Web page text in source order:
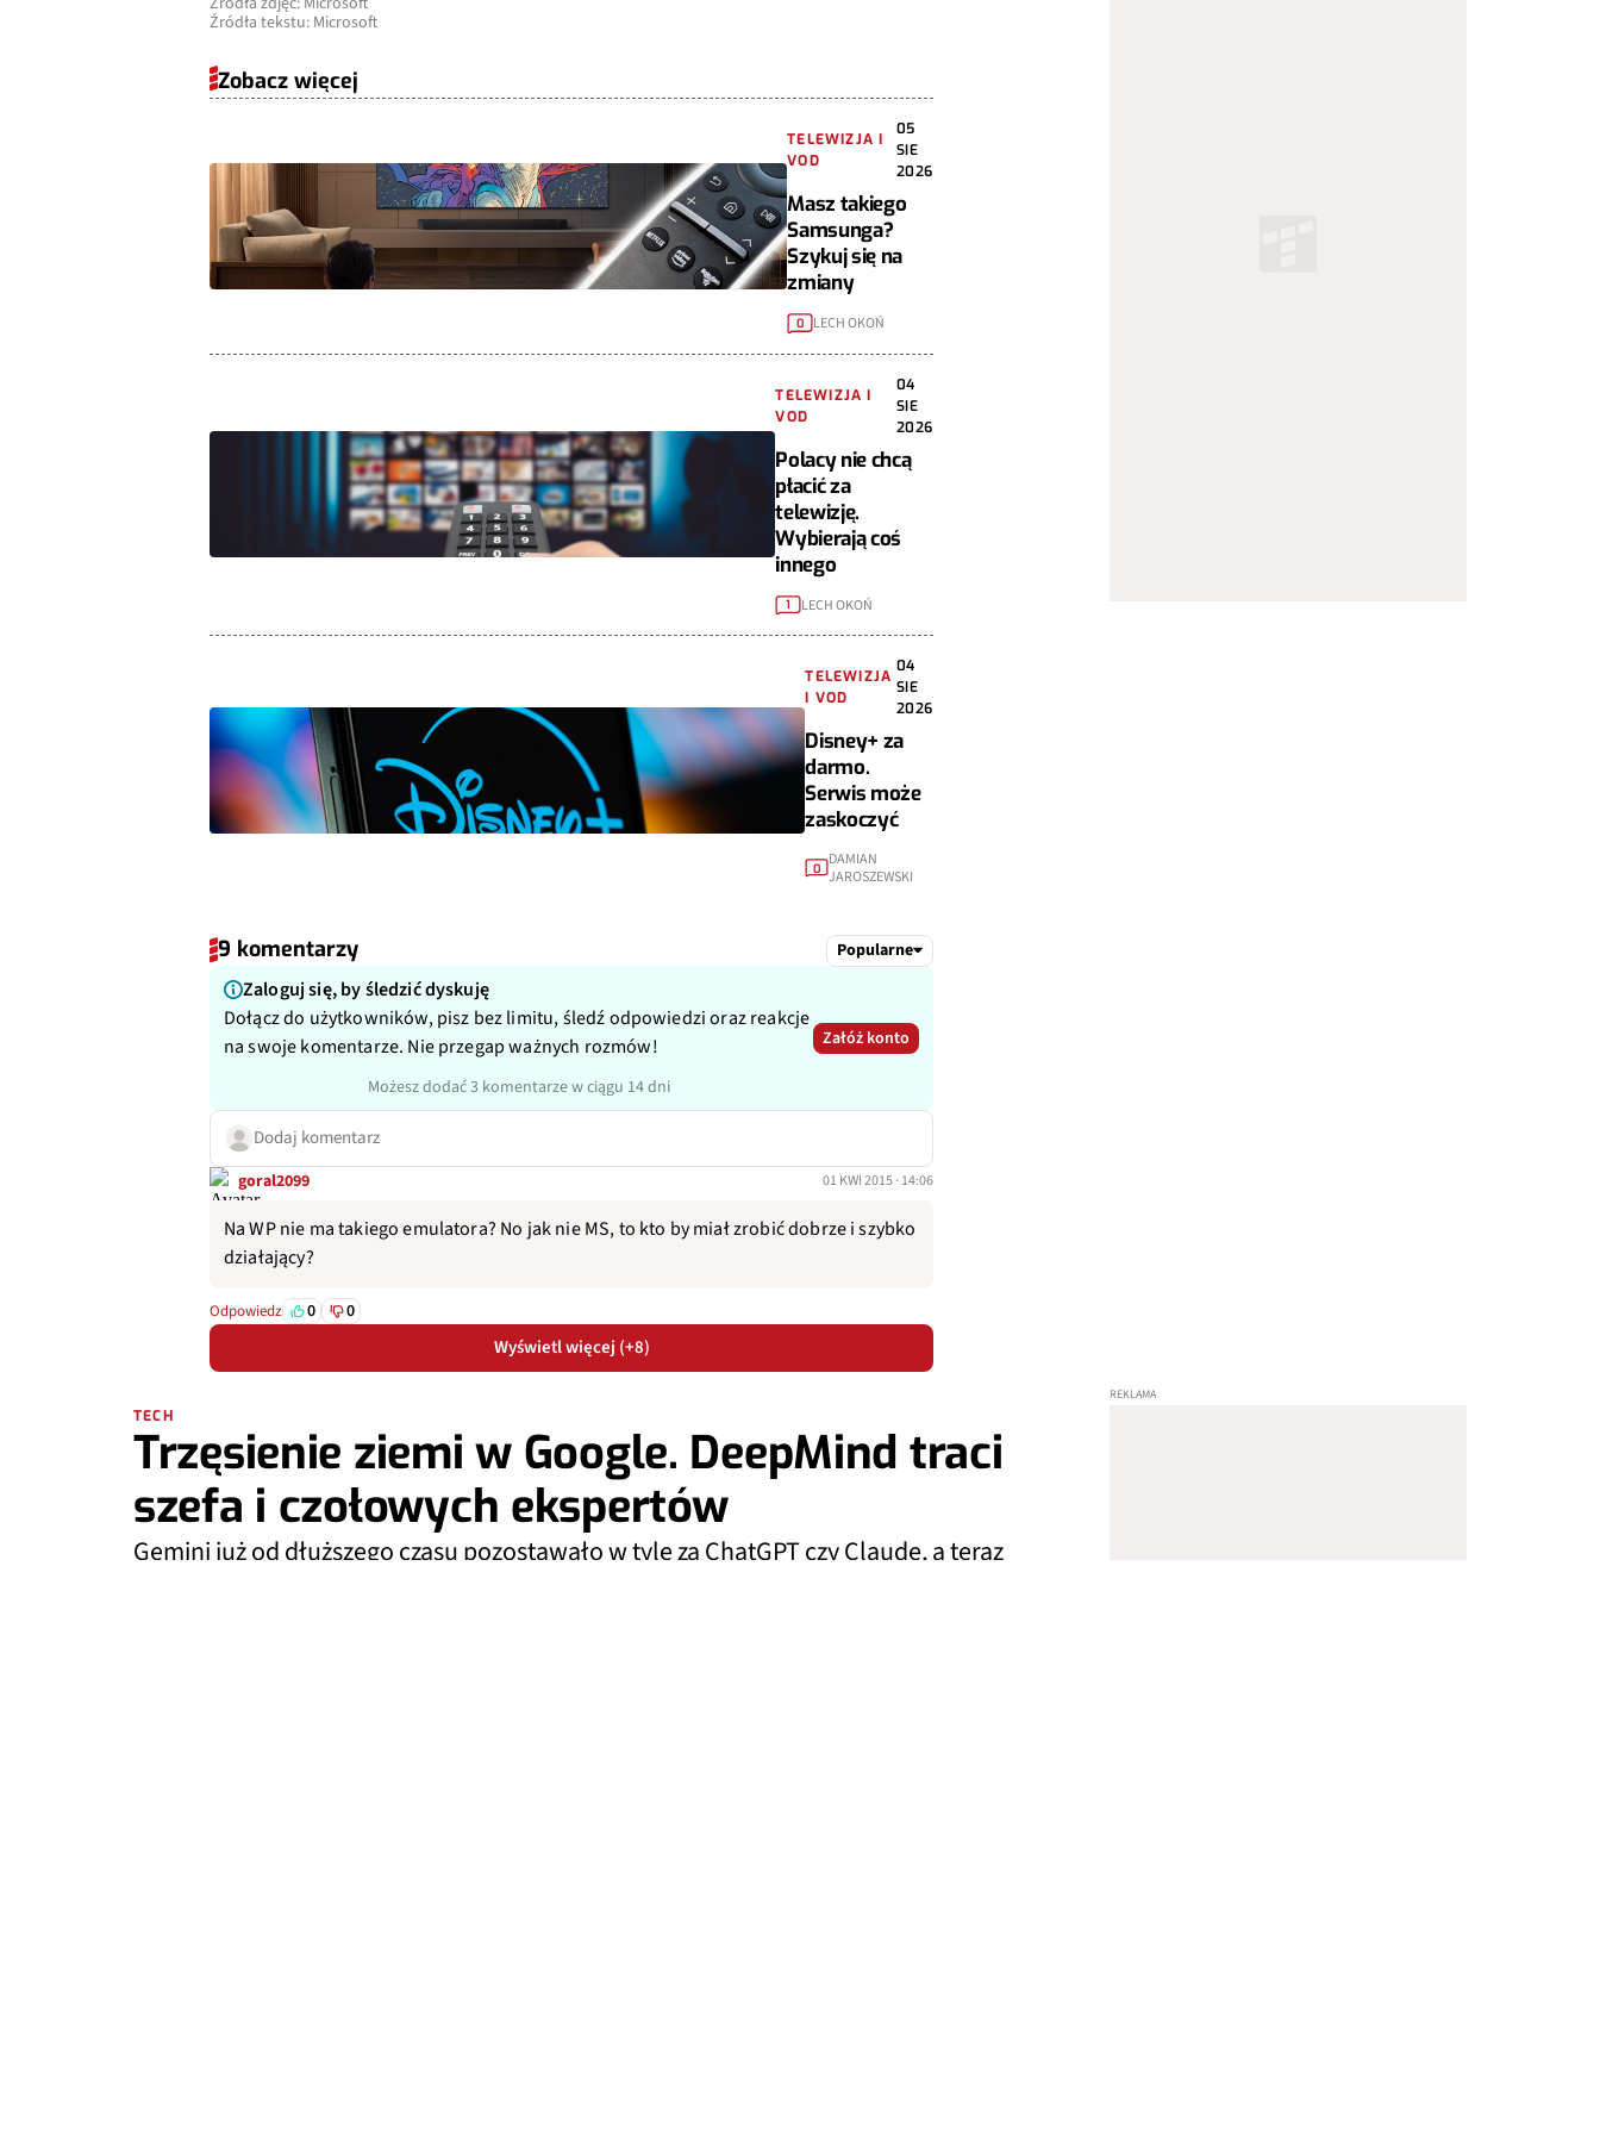
Źródła tekstu: Microsoft
Zobacz więcej
TELEWIZJA I
VOD
05
SIE
2026
Masz takiego
Samsunga?
Szykuj się na
zmiany
0 LECH OKOŃ
TELEWIZJA I
VOD
04
SIE
2026
Polacy nie chcą
płacić za
telewizję.
Wybierają coś
innego
1 LECH OKOŃ
TELEWIZJA
I VOD
04
SIE
2026
Disney+ za
darmo.
Serwis może
zaskoczyć
0
DAMIAN
JAROSZEWSKI
9 komentarzy Popularne
Zaloguj się, by śledzić dyskuję
Dołącz do użytkowników, pisz bez limitu, śledź odpowiedzi oraz reakcje
na swoje komentarze. Nie przegap ważnych rozmów!
Możesz dodać 3 komentarze w ciągu 14 dni
Załóż konto
Dodaj komentarz
goral2099 01 KWI 2015 · 14:06
Na WP nie ma takiego emulatora? No jak nie MS, to kto by miał zrobić dobrze i szybko
działający?
Odpowiedz 0 0
Wyświetl więcej (+8)
TECH
Trzęsienie ziemi w Google. DeepMind traci
szefa i czołowych ekspertów
Gemini już od dłuższego czasu pozostawało w tyle za ChatGPT czy Claude, a teraz